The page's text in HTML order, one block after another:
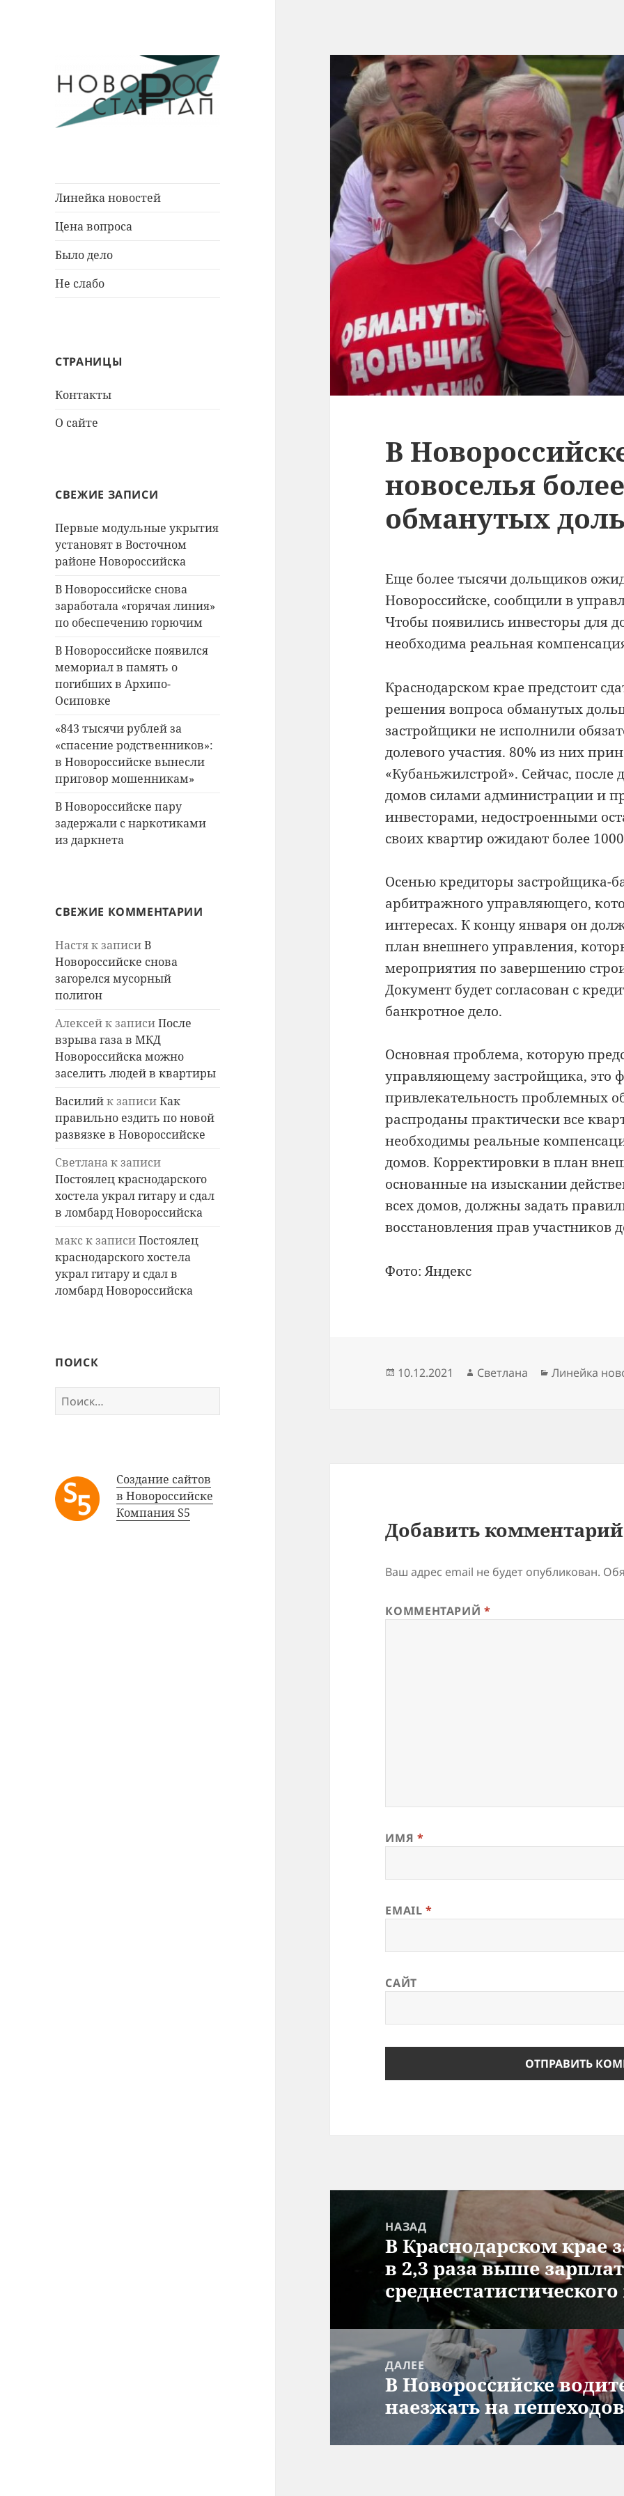
Линейка новостей
Цена вопроса
Было дело
Не слабо
СТРАНИЦЫ
Контакты
О сайте
СВЕЖИЕ ЗАПИСИ
Первые модульные укрытия
установят в Восточном
районе Новороссийска
В Новороссийске снова
заработала «горячая линия»
по обеспечению горючим
В Новороссийске появился
мемориал в память о
погибших в Архипо-
Осиповке
«843 тысячи рублей за
«спасение родственников»:
в Новороссийске вынесли
приговор мошенникам»
В Новороссийске пару
задержали с наркотиками
из даркнета
СВЕЖИЕ КОММЕНТАРИИ
Настяк записиВ
Новороссийске снова
загорелся мусорный
полигон
Алексейк записиПосле
взрыва газа в МКД
Новороссийска можно
заселить людей в квартиры
Василийк записиКак
правильно ездить по новой
развязке в Новороссийске
Светланак записи
Постоялец краснодарского
хостела украл гитару и сдал
в ломбард Новороссийска
макск записиПостоялец
краснодарского хостела
украл гитару и сдал в
ломбард Новороссийска
ПОИСК
Найти:
Создание сайтов
в Новороссийске
Компания S5
В
новоселья
обманутых
Еще более тысячи дольщиков
Новороссийске, сообщили в
Чтобы появились инвесторы для
необходима реальная
Краснодарском крае предстоит
решения вопроса обманутых
застройщики не исполнили
долевого участия. 80% из них
«Кубаньжилстрой». Сейчас,
домов силами администрации и
инвесторами, недостроенными
своих квартир ожидают более
Осенью кредиторы застройщика-
арбитражного управляющего,
интересах. К концу января он
план внешнего управления,
мероприятия по завершению
Документ будет согласован с
банкротное дело.
Основная проблема, которую
управляющему застройщика, это
привлекательность проблемных
распроданы практически все
необходимы реальные
домов. Корректировки в план
основанные на изыскании
всех домов, должны задать
восстановления прав участников
Фото: Яндекс
Опубликовано
10.12.2021 Автор
Светлана Рубрики
Линейка
Добавить комментарий
Ваш адрес email не будет опубликован.
КОММЕНТАРИЙ*
ИМЯ *
EMAIL*
САЙТ
записям
НАЗАД
Предыдущая
запись:
В Краснодарском крае
в 2,3 раза выше
ДАЛЕЕ
Следующая
запись:
В Новороссийске
наезжать на